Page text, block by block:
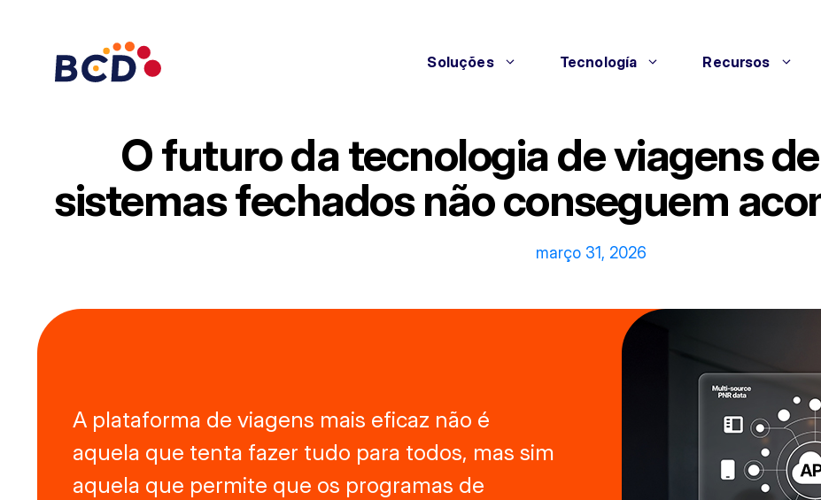
conteúdo
Soluções Tecnología Recursos
O futuro da tecnologia de viagens
sistemas fechados não conseguem
março 31, 2026
A plataforma de viagens mais eficaz não é
aquela que tenta fazer tudo para todos, mas sim
aquela que permite que os programas de